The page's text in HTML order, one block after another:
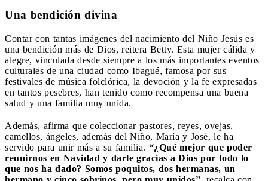
Una bendición divina
Contar con tantas imágenes del nacimiento del Niño Jesús es
una bendición más de Dios, reitera Betty. Esta mujer cálida y
alegre, vinculada desde siempre a los más importantes eventos
culturales de una ciudad como Ibagué, famosa por sus
festivales de música folclórica, la devoción y la fe expresadas
en tantos pesebres, han tenido como recompensa una buena
salud y una familia muy unida.
Además, afirma que coleccionar pastores, reyes, ovejas,
camellos, ángeles, además del Niño, María y José, le ha
servido para unir más a su familia. “¿Qué mejor que poder
reunirnos en Navidad y darle gracias a Dios por todo lo
que nos ha dado? Somos poquitos, dos hermanas, un